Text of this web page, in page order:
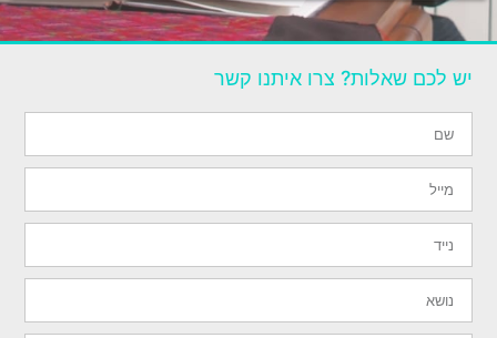
יש לכם שאלות? צרו איתנו קשר